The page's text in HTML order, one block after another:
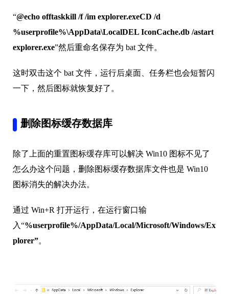
“@echo offtaskkill /f /im explorer.exeCD /d
%userprofile%\AppData\LocalDEL IconCache.db /astart
explorer.exe”然后重命名保存为 bat 文件。
这时双击这个 bat 文件，运行后桌面、任务栏也会短暂闪
一下，然后图标就恢复好了。
删除图标缓存数据库
除了上面的重置图标缓存库可以解决 Win10 图标不见了
怎么办这个问题，删除图标缓存数据库文件也是 Win10
图标消失的解决办法。
通过 Win+R 打开运行，在运行窗口输
入“%userprofile%/AppData/Local/Microsoft/Windows/Ex
plorer”。